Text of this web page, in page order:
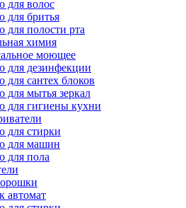
для волос
для бритья
для полости рта
химия
моющее
для дезинфекции
для сантех блоков
для мытья зеркал
для гигиены кухни
для стирки
для машин
для пола
автомат